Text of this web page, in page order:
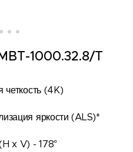
1000.32.8/T
четкость (4K)
яркости (ALS)*
x V) - 178°